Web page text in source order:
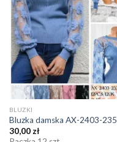
BLUZKI
Bluzka damska AX-2403-235
30,00zł